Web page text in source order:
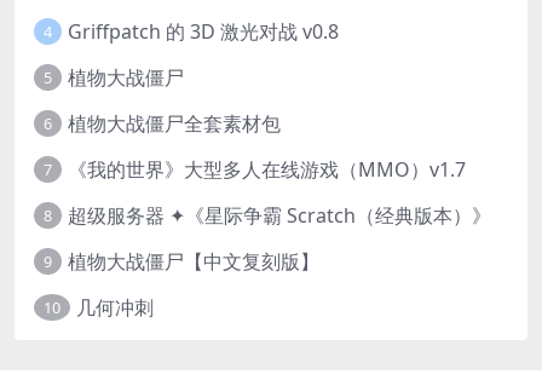
4 Griffpatch 的 3D 激光对战 v0.8
5 植物大战僵尸
6 植物大战僵尸全套素材包
7 《我的世界》大型多人在线游戏（MMO）v1.7
8 超级服务器 ✦《星际争霸 Scratch（经典版本）》
9 植物大战僵尸【中文复刻版】
10 几何冲刺